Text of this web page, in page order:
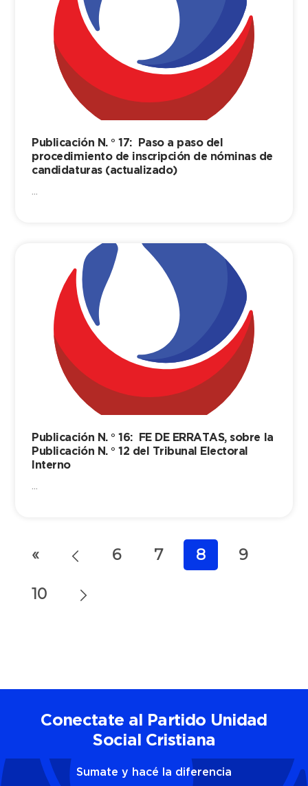
Publicación N. ° 17: Paso a paso del
procedimiento de inscripción de nóminas de
candidaturas (actualizado)
Publicación N. ° 16: FE DE ERRATAS, sobre la
Publicación N. ° 12 del Tribunal Electoral
Interno
« 6 7 8 9
10
Conectate al Partido Unidad
Social Cristiana
Sumate y hacé la diferencia